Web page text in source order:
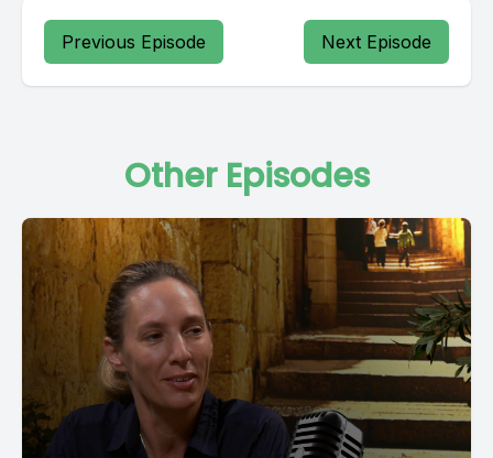
Previous Episode Next Episode
Other Episodes